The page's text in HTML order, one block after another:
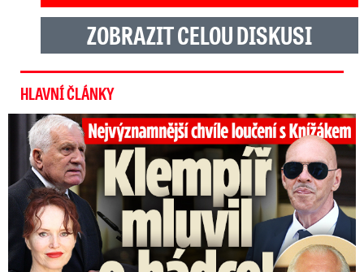
ZOBRAZIT CELOU DISKUSI
HLAVNÍ ČLÁNKY
Top momenty pohřbu Knížáka: Dojatý Klempíř, Pospíšil s Medou